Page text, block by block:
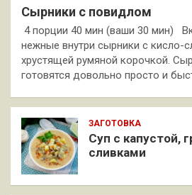
Сырники с повидлом
4 порции 40 мин (ваши 30 мин)
нежные внутри сырники с кисло-
хрустящей румяной корочкой.
готовятся довольно просто и
ЗАГОТОВКА
Суп с капустой,
сливками